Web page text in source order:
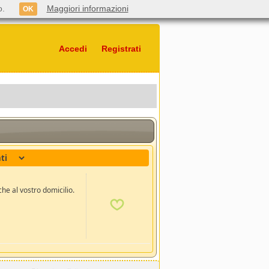
Accedi Registrati
al vostro domicilio.
OK Maggiori informazioni